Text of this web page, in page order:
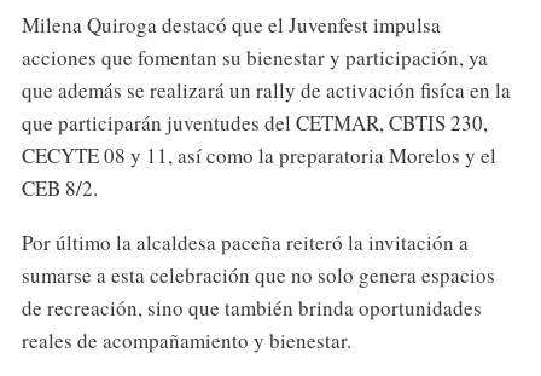
Milena Quiroga destacó que el Juvenfest impulsa
acciones que fomentan su bienestar y participación, ya
que además se realizará un rally de activación fisíca en la
que participarán juventudes del CETMAR, CBTIS 230,
CECYTE 08 y 11, así como la preparatoria Morelos y el
CEB 8/2.
Por último la alcaldesa paceña reiteró la invitación a
sumarse a esta celebración que no solo genera espacios
de recreación, sino que también brinda oportunidades
reales de acompañamiento y bienestar.